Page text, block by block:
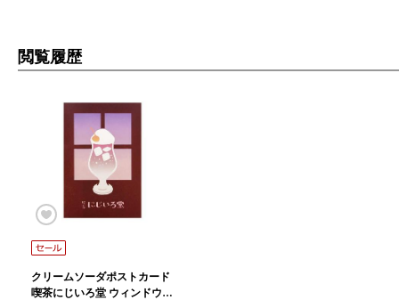
閲覧履歴
クリームソーダポストカード
喫茶にじいろ堂 ウィンドウ/